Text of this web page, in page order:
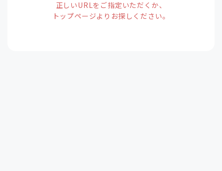
正しいURLをご指定いただくか、
トップページよりお探しください。